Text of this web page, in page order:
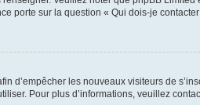
porte sur la question « Qui dois-je
d’empêcher les nouveaux visiteurs de
Pour plus d’informations, veuillez